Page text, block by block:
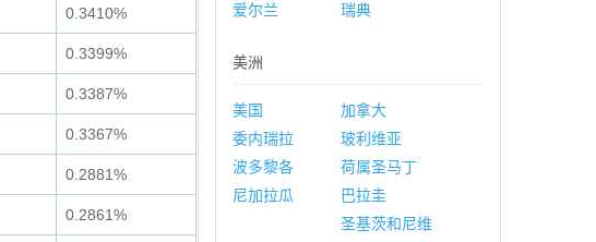
0.3410%
0.3399%
0.3387%
0.3367%
0.2881%
0.2861%
爱尔兰
瑞典
美洲
美国
加拿大
委内瑞拉
玻利维亚
波多黎各
荷属圣马丁
尼加拉瓜
巴拉圭
圣基茨和尼维